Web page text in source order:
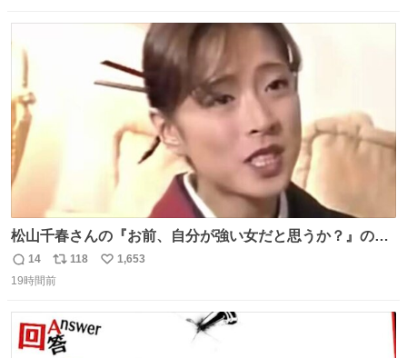
も変わらず俳優として、ミッチーとして、努力し精進して
参ります」とつづった。
松山千春さんの『お前、自分が強い女だと思うか？』の一
言で… 中森明菜さんが思わず本音をこぼす瞬間😭
返
信
14
リ
ポ
ト
数
118
い
数
1,653
19時間前